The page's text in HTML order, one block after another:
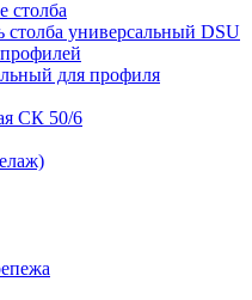
столба
столба универсальный DSU
для профиля
СК 50/6